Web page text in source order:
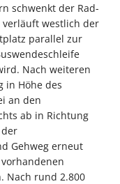
schwenkt der Rad-
verläuft westlich der
parallel zur
Nach weiteren
in Höhe des
an den
ab in Richtung
Gehweg erneut
Nach rund 2.800